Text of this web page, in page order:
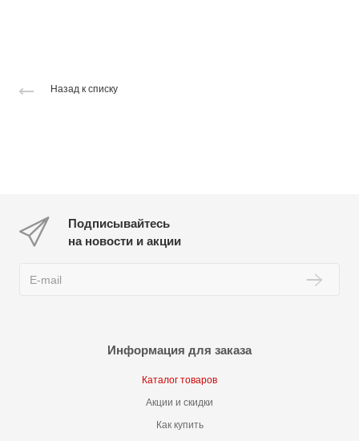
Назад к списку
Подписывайтесь
на новости и акции
Информация для заказа
Каталог товаров
Акции и скидки
Как купить